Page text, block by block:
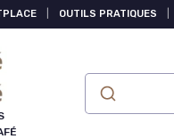
OUTILS PRATIQUES
cookies